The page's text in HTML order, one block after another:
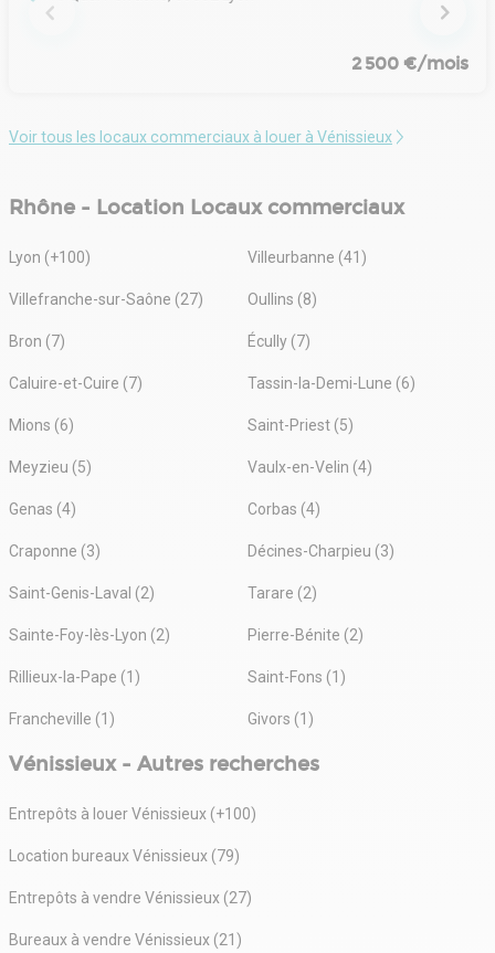
2 500 €/mois
Voir tous les locaux commerciaux à louer à Vénissieux
Rhône - Location Locaux commerciaux
Lyon (+100) Villeurbanne (41)
Villefranche-sur-Saône (27) Oullins (8)
Bron (7) Écully (7)
Caluire-et-Cuire (7) Tassin-la-Demi-Lune (6)
Mions (6) Saint-Priest (5)
Meyzieu (5) Vaulx-en-Velin (4)
Genas (4) Corbas (4)
Craponne (3) Décines-Charpieu (3)
Saint-Genis-Laval (2) Tarare (2)
Sainte-Foy-lès-Lyon (2) Pierre-Bénite (2)
Rillieux-la-Pape (1) Saint-Fons (1)
Francheville (1) Givors (1)
Vénissieux - Autres recherches
Entrepôts à louer Vénissieux (+100)
Location bureaux Vénissieux (79)
Entrepôts à vendre Vénissieux (27)
Bureaux à vendre Vénissieux (21)